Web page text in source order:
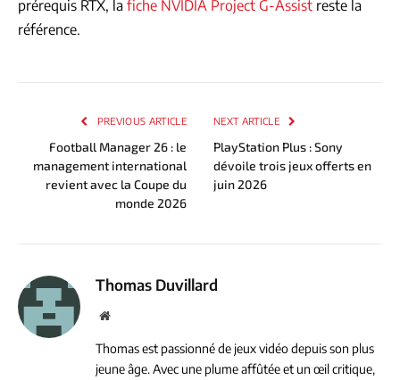
prérequis RTX, la fiche NVIDIA Project G-Assist reste la
référence.
PREVIOUS ARTICLE
Football Manager 26 : le
management international
revient avec la Coupe du
monde 2026
NEXT ARTICLE
PlayStation Plus : Sony
dévoile trois jeux offerts en
juin 2026
Thomas Duvillard
Website
Thomas est passionné de jeux vidéo depuis son plus
jeune âge. Avec une plume affûtée et un œil critique,